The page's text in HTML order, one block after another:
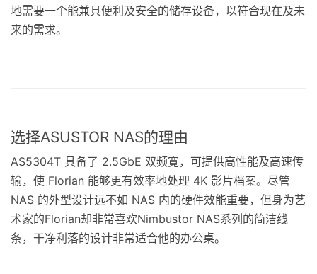
地需要一个能兼具便利及安全的储存设备，以符合现在及未
来的需求。
选择ASUSTOR NAS的理由
AS5304T 具备了 2.5GbE 双频寛，可提供高性能及高速传
输，使 Florian 能够更有效率地处理 4K 影片档案。尽管
NAS 的外型设计远不如 NAS 内的硬件效能重要，但身为艺
术家的Florian却非常喜欢Nimbustor NAS系列的简洁线
条，干净利落的设计非常适合他的办公桌。